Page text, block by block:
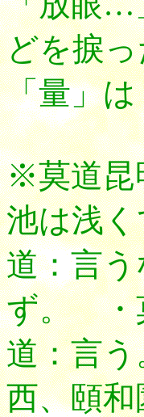
どを捩
「量」
※莫道昆
池は浅
道：言
ず。 ・
道：言
西、頤